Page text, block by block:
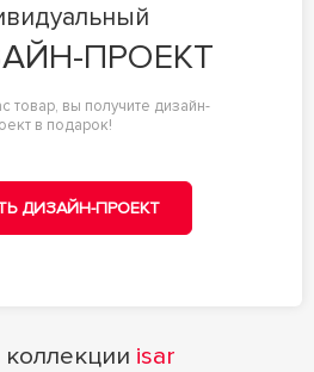
ПРОЕКТ
товар, вы получите дизайн-
в подарок!
ДИЗАЙН-ПРОЕКТ
коллекции isar